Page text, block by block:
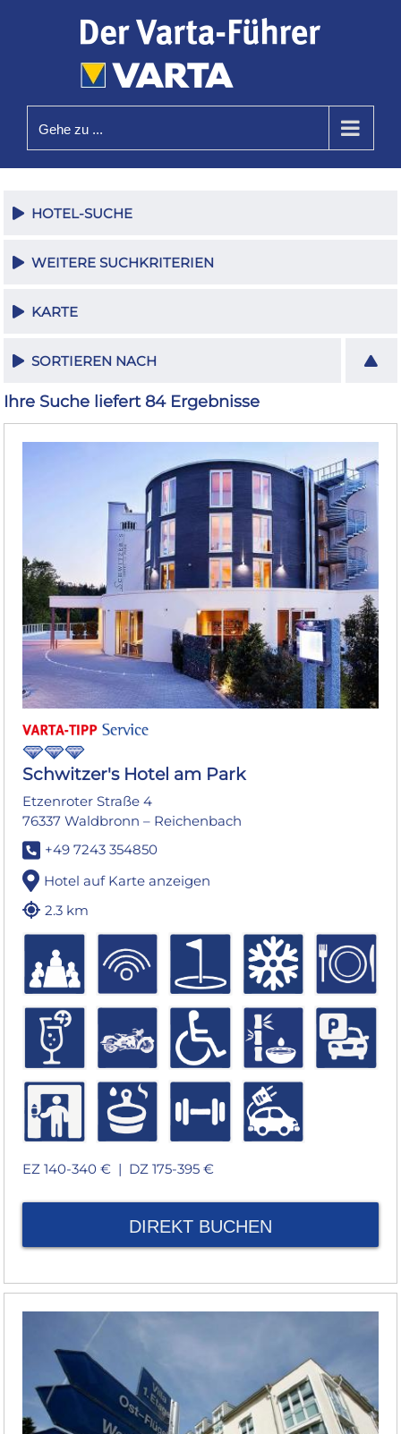
Gehe zu ...
HOTEL-SUCHE
WEITERE SUCHKRITERIEN
KARTE
SORTIEREN NACH
Ihre Suche liefert 84 Ergebnisse
Schwitzer's Hotel am Park
Etzenroter Straße 4
76337 Waldbronn – Reichenbach
+49 7243 354850
Hotel auf Karte anzeigen
2.3 km
EZ 140-340 € | DZ 175-395 €
DIREKT BUCHEN